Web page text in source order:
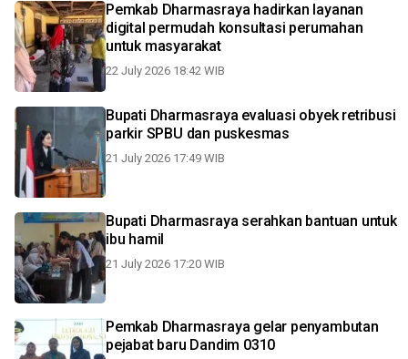
Pemkab Dharmasraya hadirkan layanan
digital permudah konsultasi perumahan
untuk masyarakat
22 July 2026 18:42 WIB
Bupati Dharmasraya evaluasi obyek retribusi
parkir SPBU dan puskesmas
21 July 2026 17:49 WIB
Bupati Dharmasraya serahkan bantuan untuk
ibu hamil
21 July 2026 17:20 WIB
Pemkab Dharmasraya gelar penyambutan
pejabat baru Dandim 0310